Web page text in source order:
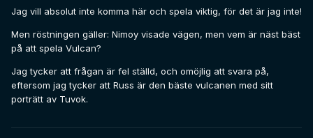
Jag vill absolut inte komma här och spela viktig, för det är jag inte!
Men röstningen gäller: Nimoy visade vägen, men vem är näst bäst
på att spela Vulcan?
Jag tycker att frågan är fel ställd, och omöjlig att svara på,
eftersom jag tycker att Russ är den bäste vulcanen med sitt
porträtt av Tuvok.